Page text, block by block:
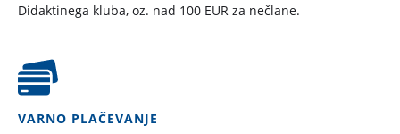
Didaktinega kluba, oz. nad 100 EUR za nečlane.
VARNO PLAČEVANJE